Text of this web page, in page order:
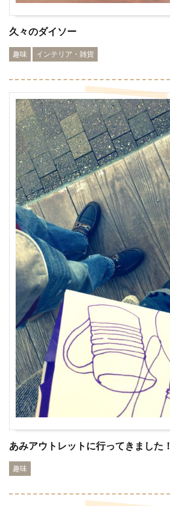
久々のダイソー
趣味 インテリア・雑貨
あみアウトレットに行ってきました！
趣味